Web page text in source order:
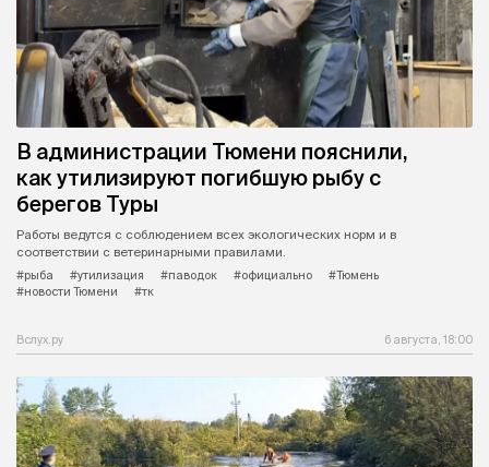
В администрации Тюмени пояснили,
как утилизируют погибшую рыбу с
берегов Туры
Работы ведутся с соблюдением всех экологических норм и в
соответствии с ветеринарными правилами.
#рыба
#утилизация #паводок #официально
#Тюмень
#новости Тюмени
#тк
Вслух.ру 6 августа, 18:00